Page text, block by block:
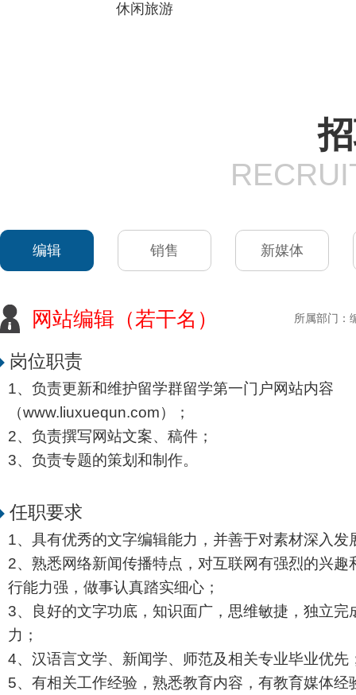
休闲旅游
编辑 销售 新媒体
网站编辑（若干名） 所属部门：
岗位职责
1、负责更新和维护留学群留学第一门户网站内容
（www.liuxuequn.com）；
2、负责撰写网站文案、稿件；
3、负责专题的策划和制作。
任职要求
1、具有优秀的文字编辑能力，并善于对素材深入发
2、熟悉网络新闻传播特点，对互联网有强烈的兴趣
行能力强，做事认真踏实细心；
3、良好的文字功底，知识面广，思维敏捷，独立完
力；
4、汉语言文学、新闻学、师范及相关专业毕业优先
5、有相关工作经验，熟悉教育内容，有教育媒体经